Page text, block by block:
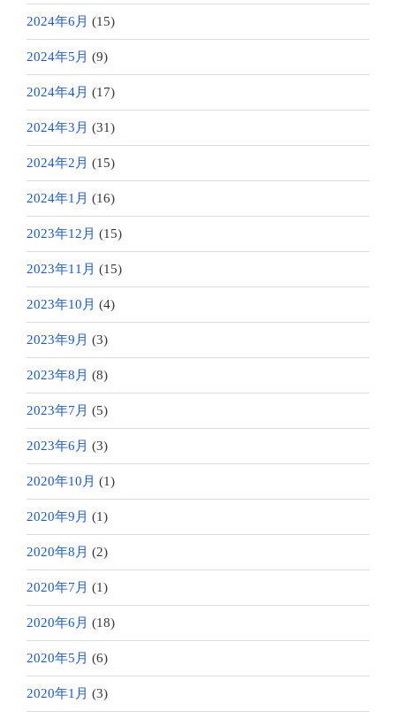
2024年6月 (15)
2024年5月 (9)
2024年4月 (17)
2024年3月 (31)
2024年2月 (15)
2024年1月 (16)
2023年12月 (15)
2023年11月 (15)
2023年10月 (4)
2023年9月 (3)
2023年8月 (8)
2023年7月 (5)
2023年6月 (3)
2020年10月 (1)
2020年9月 (1)
2020年8月 (2)
2020年7月 (1)
2020年6月 (18)
2020年5月 (6)
2020年1月 (3)